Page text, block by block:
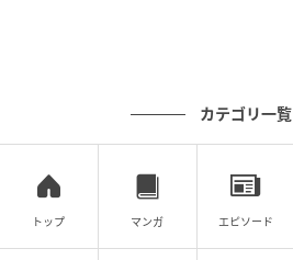
カテゴリ一覧
トップ マンガ エピソード